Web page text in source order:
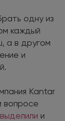
одну из
каждый
а в другом
и
Kantar
вопросе
выделили и